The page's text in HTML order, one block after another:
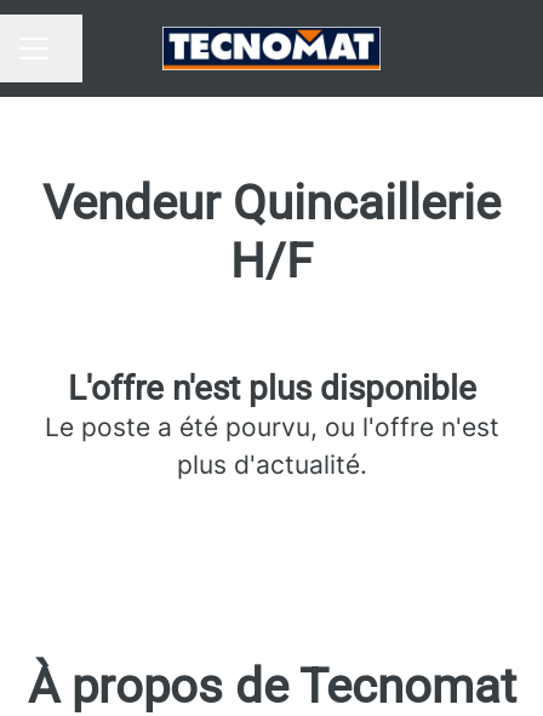
MENU CARRIÈRE
Partager la page
Vendeur Quincaillerie
H/F
L'offre n'est plus disponible
Le poste a été pourvu, ou l'offre n'est
plus d'actualité.
À propos de Tecnomat